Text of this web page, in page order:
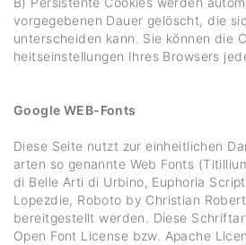
vorge­ge­benen Dauer gelöscht, die
unter­scheiden kann. Sie können die
heits­ein­stel­lungen Ihres Brow­sers
Google WEB-Fonts
Diese Seite nutzt zur einheit­li­chen
arten so genannte Web Fonts
di Belle Arti di Urbino, Euphoria
Lopezdie, Roboto by Chris­tian
bereit­ge­stellt werden. Diese
Open Font License bzw. Apache